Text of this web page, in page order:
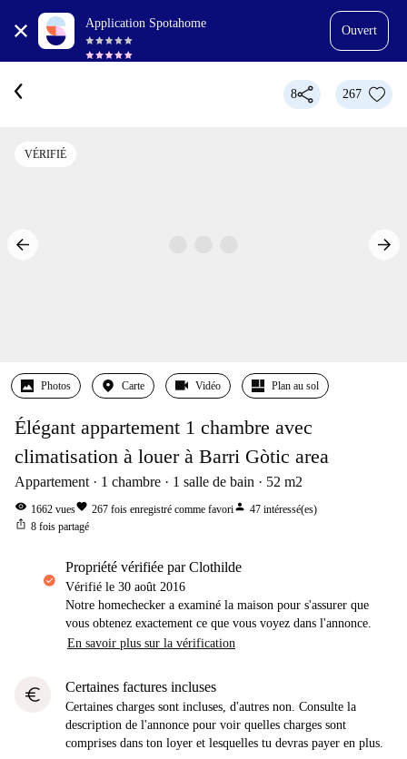
Application Spotahome
Ouvert
8 267
VÉRIFIÉ
Photos Carte Vidéo Plan au sol
Élégant appartement 1 chambre avec
climatisation à louer à Barri Gòtic area
Appartement 1 chambre 1 salle de bain 52 m2
visibility 1662 vuesfavorite 267 fois enregistré comme favoriperson 47 intéressé(es)
ios_share 8 fois partagé
propriété vérifiée par Clothilde
Vérifié le 30 août 2016
Notre homechecker a examiné la maison pour s'assurer que
vous obtenez exactement ce que vous voyez dans l'annonce.
En savoir plus sur la vérification
euro Certaines factures incluses
Certaines charges sont incluses, d'autres non. Consulte la
description de l'annonce pour voir quelles charges sont
comprises dans ton loyer et lesquelles tu devras payer en plus.